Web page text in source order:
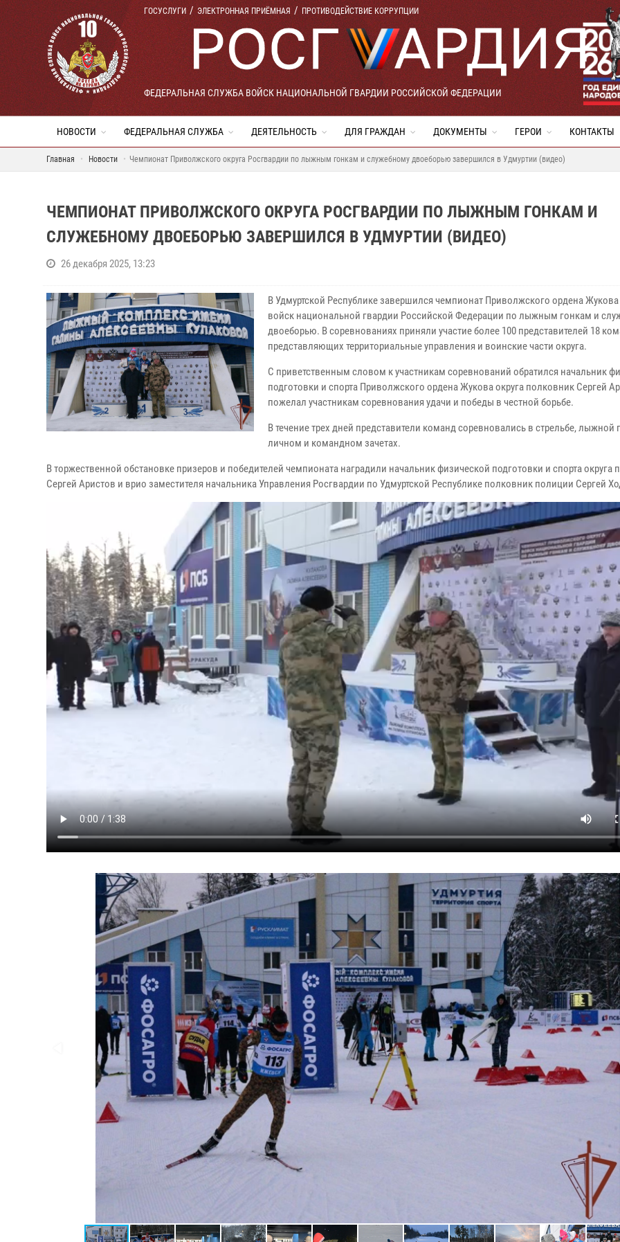
ГОСУСЛУГИ ЭЛЕКТРОННАЯ ПРИЁМНАЯ ПРОТИВОДЕЙСТВИЕ КОРРУПЦИИ
ФЕДЕРАЛЬНАЯ СЛУЖБА ВОЙСК НАЦИОНАЛЬНОЙ ГВАРДИИ РОССИЙСКОЙ ФЕДЕРАЦИИ
НОВОСТИ ФЕДЕРАЛЬНАЯ СЛУЖБА ДЕЯТЕЛЬНОСТЬ ДЛЯ ГРАЖДАН ДОКУМЕНТЫ ГЕРОИ КОНТАКТЫ
Главная Новости Чемпионат Приволжского округа Росгвардии по лыжным гонкам и служебному двоеборью завершился в Удмуртии (видео)
ЧЕМПИОНАТ ПРИВОЛЖСКОГО ОКРУГА РОСГВАРДИИ ПО ЛЫЖНЫМ ГОНКАМ И
СЛУЖЕБНОМУ ДВОЕБОРЬЮ ЗАВЕРШИЛСЯ В УДМУРТИИ (ВИДЕО)
26 декабря 2025, 13:23
В Удмуртской Республике завершился чемпионат Приволжского ордена Жукова
войск национальной гвардии Российской Федерации по лыжным гонкам и
двоеборью. В соревнованиях приняли участие более 100 представителей 18
представляющих территориальные управления и воинские части округа.
С приветственным словом к участникам соревнований обратился начальник
подготовки и спорта Приволжского ордена Жукова округа полковник Сергей
пожелал участникам соревнования удачи и победы в честной борьбе.
В течение трех дней представители команд соревновались в стрельбе, лыжной
личном и командном зачетах.
В торжественной обстановке призеров и победителей чемпионата наградили начальник физической подготовки и спорта округа
Сергей Аристов и врио заместителя начальника Управления Росгвардии по Удмуртской Республике полковник полиции Сергей